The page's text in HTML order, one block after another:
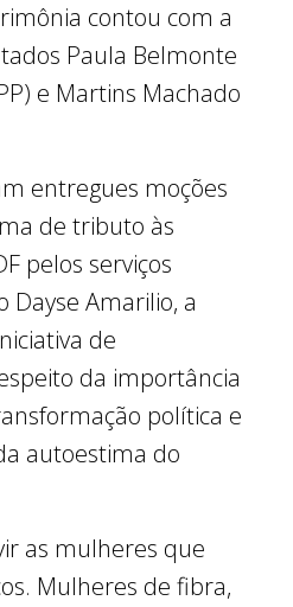
contou com a
Paula Belmonte
e Martins Machado
entregues moções
de tributo às
pelos serviços
Dayse Amarilio, a
de
da importância
política e
autoestima do
as mulheres que
Mulheres de fibra,